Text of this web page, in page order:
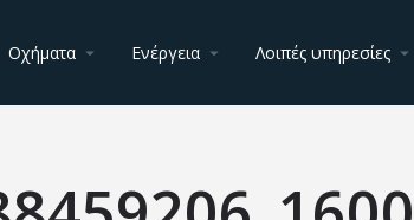
Οχήματα Ενέργεια Λοιπές υπηρεσίες